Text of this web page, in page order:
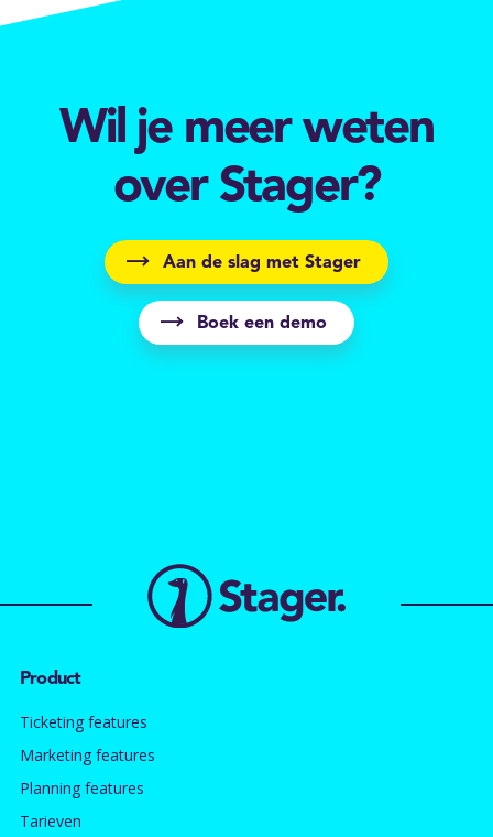
Wil je meer weten
over Stager?
Aan de slag met Stager
Boek een demo
Product
Ticketing features
Marketing features
Planning features
Tarieven